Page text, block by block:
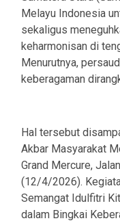
Melayu Indonesia
sekaligus
keharmonisan di
Menurutnya,
keberagaman
Hal tersebut
Akbar Masyarakat
Grand Mercure,
(12/4/2026).
Semangat Idulfitri
dalam Bingkai